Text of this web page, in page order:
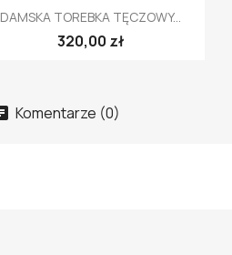
 Szybki podgląd
DAMSKA TOREBKA TĘCZOWY...
320,00 zł
Komentarze (0)